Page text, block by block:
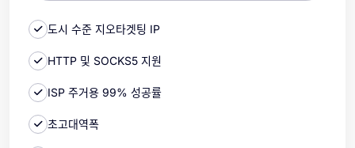
도시 수준 지오타겟팅 IP
HTTP 및 SOCKS5 지원
ISP 주거용 99% 성공률
초고대역폭